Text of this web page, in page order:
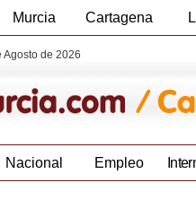
Murcia Cartagena
Agosto de 2026
Nacional Empleo